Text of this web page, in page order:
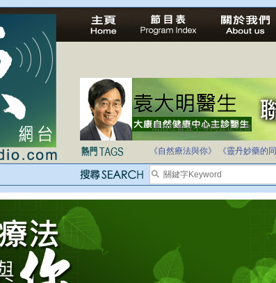
法治社會並不等同公正社會
自家教育合法化-推動多元化教育
《自然療法與你》
《靈丹妙藥的